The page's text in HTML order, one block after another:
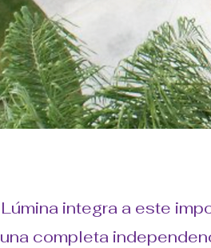
Lúmina integra a este
una completa